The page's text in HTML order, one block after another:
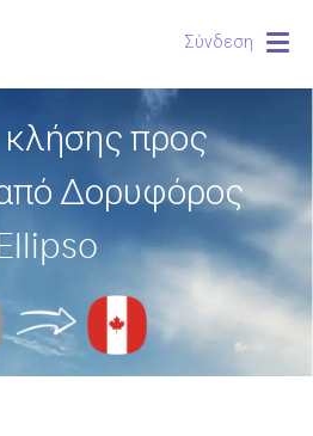
Σύνδεση
προς
Δορυφόρος